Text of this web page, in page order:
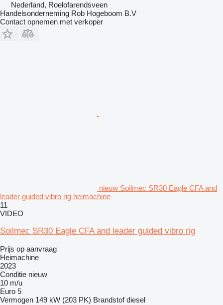
Nederland, Roelofarendsveen
Handelsonderneming Rob Hogeboom B.V
Contact opnemen met verkoper
nieuw Soilmec SR30 Eagle CFA and
leader guided vibro rig heimachine
11
VIDEO
Soilmec SR30 Eagle CFA and leader guided vibro rig
Prijs op aanvraag
Heimachine
2023
Conditie nieuw
10 m/u
Euro 5
Vermogen 149 kW (203 PK) Brandstof diesel